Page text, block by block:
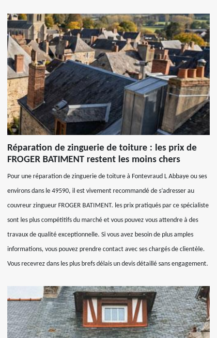
Réparation de zinguerie de toiture : les prix de
FROGER BATIMENT restent les moins chers
Pour une réparation de zinguerie de toiture à Fontevraud L Abbaye ou ses
environs dans le 49590, il est vivement recommandé de s’adresser au
couvreur zingueur FROGER BATIMENT. les prix pratiqués par ce spécialiste
sont les plus compétitifs du marché et vous pouvez vous attendre à des
travaux de qualité exceptionnelle. Si vous avez besoin de plus amples
informations, vous pouvez prendre contact avec ses chargés de clientèle.
Vous recevrez dans les plus brefs délais un devis détaillé sans engagement.